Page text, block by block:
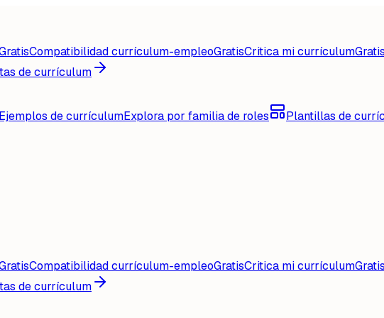
Compatibilidad currículum-empleoGratisCritica mi currículumGratis
de currículum
Ejemplos de currículumExplora por familia de roles Plantillas de
Compatibilidad currículum-empleoGratisCritica mi currículumGratis
de currículum